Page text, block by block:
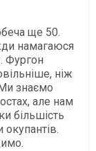
ще 50.
намагаюся
Фургон
ніж
знаємо
але нам
більшість